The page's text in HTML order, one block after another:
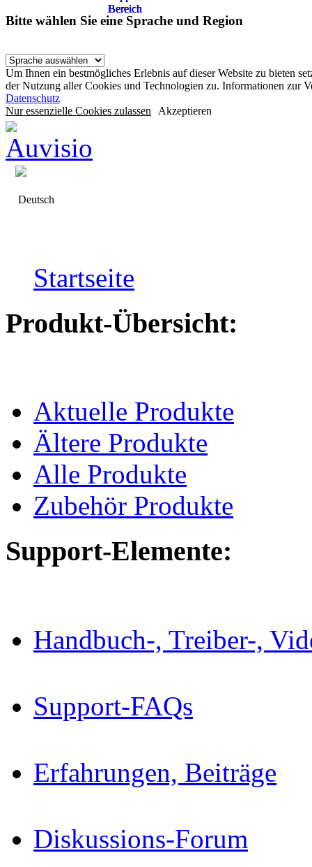
Bitte wählen Sie eine Sprache und Region
Um Ihnen ein bestmögliches Erlebnis auf dieser Website zu bieten
der Nutzung aller Cookies und Technologien zu. Informationen zur
Datenschutz
Nur essenzielle Cookies zulassen Akzeptieren
Deutsch
Startseite
Produkt-Übersicht:
Aktuelle Produkte
Ältere Produkte
Alle Produkte
Zubehör Produkte
Support-Elemente:
Handbuch-, Treiber-,
Support-FAQs
Erfahrungen, Beiträge
Diskussions-Forum
Bereich
Bereich
Bereich
Bereich
Bereich